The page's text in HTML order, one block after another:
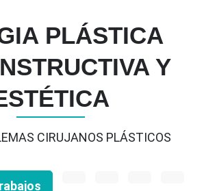
PLÁSTICA
Y
CIRUJANOS PLÁSTICOS